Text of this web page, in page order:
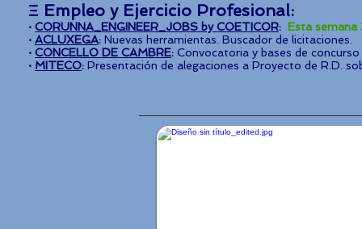
Ξ Empleo y Ejercicio Profesional:
· CORUNNA_ENGINEER_JOBS by COETICOR: Esta semana
· ACLUXEGA: Nuevas herramientas. Buscador de licitaciones.
· CONCELLO DE CAMBRE: Convocatoria y bases de
· MITECO: Presentación de alegaciones a Proyecto de R.D.